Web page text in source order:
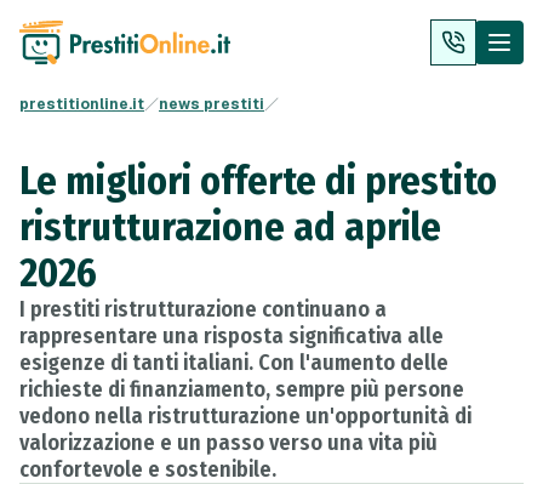
prestitionline.it news prestiti
Le migliori offerte di prestito
ristrutturazione ad aprile
2026
I prestiti ristrutturazione continuano a
rappresentare una risposta significativa alle
esigenze di tanti italiani. Con l'aumento delle
richieste di finanziamento, sempre più persone
vedono nella ristrutturazione un'opportunità di
valorizzazione e un passo verso una vita più
confortevole e sostenibile.